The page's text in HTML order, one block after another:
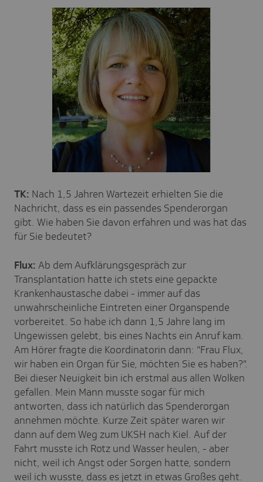
TK: Nach 1,5 Jahren Wartezeit erhielten Sie die
Nachricht, dass es ein passendes Spenderorgan
gibt. Wie haben Sie davon erfahren und was hat das
für Sie bedeutet?
Flux: Ab dem Aufklärungsgespräch zur
Transplantation hatte ich stets eine gepackte
Krankenhaustasche dabei - immer auf das
unwahrscheinliche Eintreten einer Organspende
vorbereitet. So habe ich dann 1,5 Jahre lang im
Ungewissen gelebt, bis eines Nachts ein Anruf kam.
Am Hörer fragte die Koordinatorin dann: "Frau Flux,
wir haben ein Organ für Sie, möchten Sie es haben?".
Bei dieser Neuigkeit bin ich erstmal aus allen Wolken
gefallen. Mein Mann musste sogar für mich
antworten, dass ich natürlich das Spenderorgan
annehmen möchte. Kurze Zeit später waren wir
dann auf dem Weg zum UKSH nach Kiel. Auf der
Fahrt musste ich Rotz und Wasser heulen, - aber
nicht, weil ich Angst oder Sorgen hatte, sondern
weil ich wusste, dass es jetzt in etwas Großes geht.